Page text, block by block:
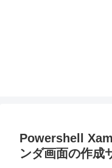
Powershell
ンダ画面の作成